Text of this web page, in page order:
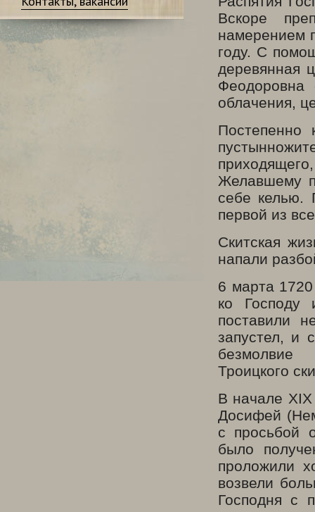
Вскоре
намерением
году. С
деревянная
Феодоровна
облачения,
Постепенно
Желавшему
себе келью.
первой из
Скитская
напали
6 марта
ко
поставили
запустел, и
безмолвие
Троицкого
В начале XIX
Досифей
с просьбой
было
проложили
возвели
Господня с